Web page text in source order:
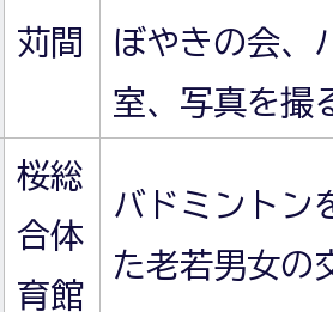
苅間
ぼやきの会、
室、写真を撮
桜総
合体
育館
バドミントン
た老若男女の